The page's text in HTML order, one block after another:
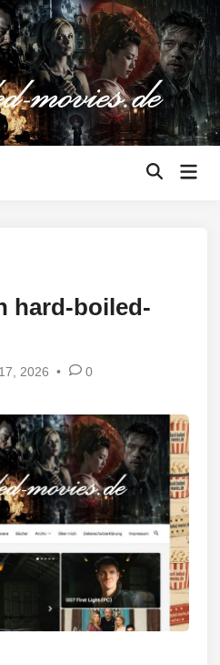
Suche
hard-boiled-
2026 • 0